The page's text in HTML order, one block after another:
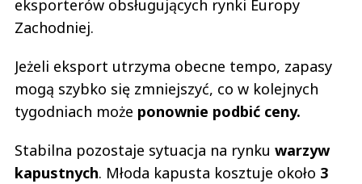
eksporterów obsługujących rynki Europy
Zachodniej.
Jeżeli eksport utrzyma obecne tempo, zapasy
mogą szybko się zmniejszyć, co w kolejnych
tygodniach może ponownie podbić ceny.
Stabilna pozostaje sytuacja na rynku warzyw
kapustnych. Młoda kapusta kosztuje około 3